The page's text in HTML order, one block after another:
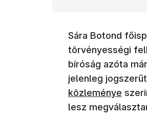
Sára Botond
törvényességi
bíróság azóta
jelenleg
közleménye
lesz